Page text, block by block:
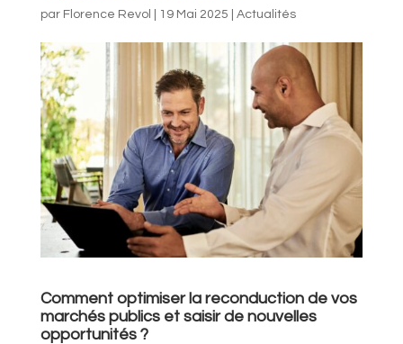
par Florence Revol 19 Mai 2025 Actualités
Comment optimiser la reconduction de vos
marchés publics et saisir de nouvelles
opportunités ?